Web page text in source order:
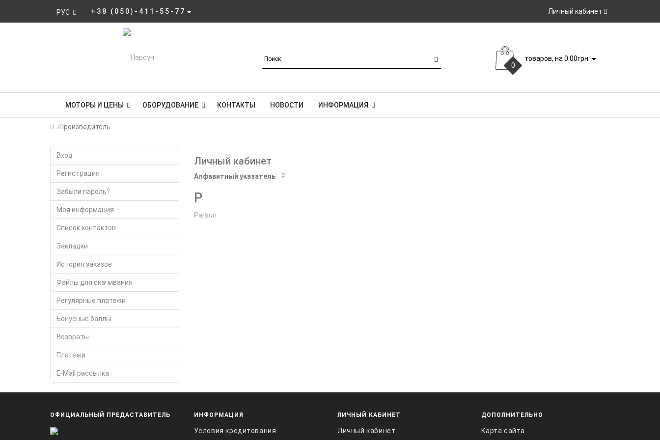
РУС +38 (050)-411-55-77 Личный кабинет
0
товаров, на 0.00грн.
МОТОРЫ И ЦЕНЫ ОБОРУДОВАНИЕ КОНТАКТЫ НОВОСТИ ИНФОРМАЦИЯ
Производитель
Вход
Регистрация
Забыли пароль?
Моя информация
Список контактов
Закладки
История заказов
Файлы для скачивания
Регулярные платежи
Бонусные баллы
Возвраты
Платежи
E-Mail рассылка
Личный кабинет
Алфавитный указатель P
P
Parsun
ОФИЦИАЛЬНЫЙ ПРЕДАСТАВИТЕЛЬ ИНФОРМАЦИЯ
Условия кредитования
ЛИЧНЫЙ КАБИНЕТ
Личный кабинет
ДОПОЛНИТЕЛЬНО
Карта сайта